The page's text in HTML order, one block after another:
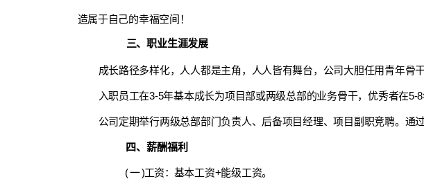
造属于自己的幸福空间！
三、职业生涯发展
成长路径多样化，人人都是主角，人人皆有舞台，公司大胆任用青年骨
入职员工在3-5年基本成长为项目部或两级总部的业务骨干，优秀者在
公司定期举行两级总部部门负责人、后备项目经理、项目副职竞聘。通
四、薪酬福利
( 一 )工资： 基本工资+能级工资。